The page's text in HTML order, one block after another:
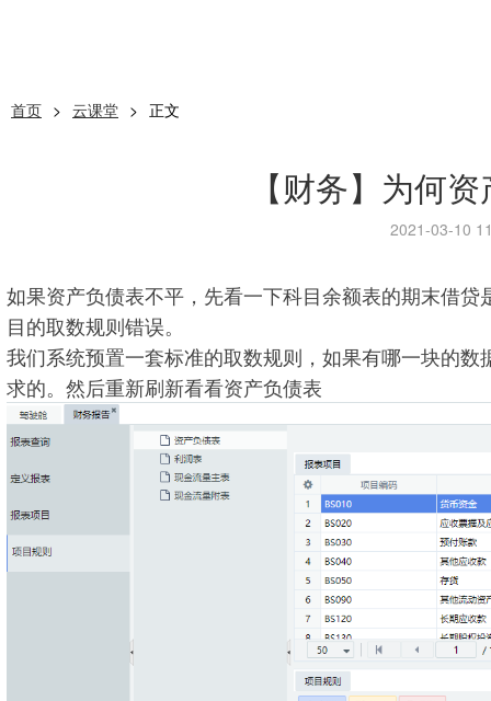
首页 > 云课堂 > 正文
【财务】为何
2021-03-10
如果资产负债表不平，先看一下科目余额表的期末借
目的取数规则错误。
我们系统预置一套标准的取数规则，如果有哪一块的
求的。然后重新刷新看看资产负债表